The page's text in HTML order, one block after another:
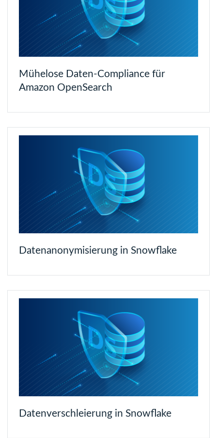
Mühelose Daten-Compliance für
Amazon OpenSearch
Datenanonymisierung in Snowflake
Datenverschleierung in Snowflake